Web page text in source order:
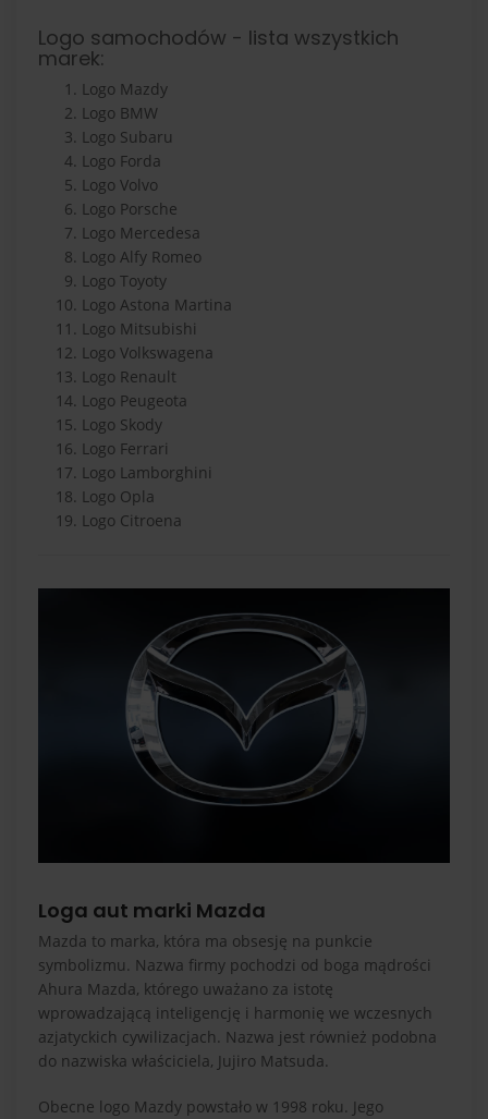
Logo samochodów - lista wszystkich
marek:
Logo Mazdy
Logo BMW
Logo Subaru
Logo Forda
Logo Volvo
Logo Porsche
Logo Mercedesa
Logo Alfy Romeo
Logo Toyoty
Logo Astona Martina
Logo Mitsubishi
Logo Volkswagena
Logo Renault
Logo Peugeota
Logo Skody
Logo Ferrari
Logo Lamborghini
Logo Opla
Logo Citroena
Loga aut marki Mazda
Mazda to marka, która ma obsesję na punkcie
symbolizmu. Nazwa firmy pochodzi od boga mądrości
Ahura Mazda, którego uważano za istotę
wprowadzającą inteligencję i harmonię we wczesnych
azjatyckich cywilizacjach. Nazwa jest również podobna
do nazwiska właściciela, Jujiro Matsuda.
Obecne logo Mazdy powstało w 1998 roku. Jego